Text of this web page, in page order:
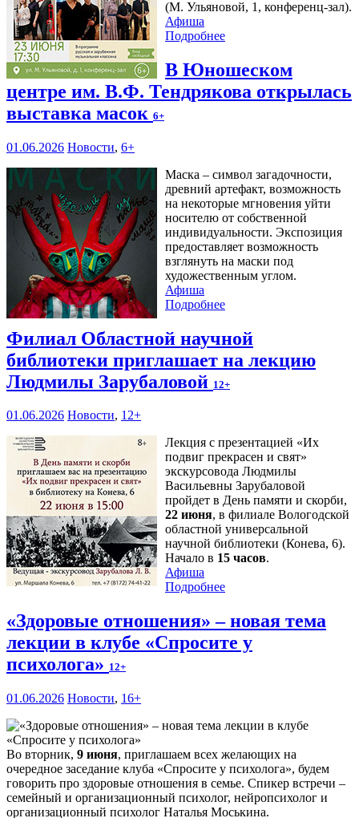
(М. Ульяновой, 1, конференц-зал).
Афиша
Подробнее
В Юношеском
центре им. В.Ф. Тендрякова открылась
выставка масок 6+
01.06.2026 Новости, 6+
Маска – символ загадочности,
древний артефакт, возможность
на некоторые мгновения уйти
носителю от собственной
индивидуальности. Экспозиция
предоставляет возможность
взглянуть на маски под
художественным углом.
Афиша
Подробнее
Филиал Областной научной
библиотеки приглашает на лекцию
Людмилы Зарубаловой 12+
01.06.2026 Новости, 12+
Лекция с презентацией «Их
подвиг прекрасен и свят»
экскурсовода Людмилы
Васильевны Зарубаловой
пройдет в День памяти и скорби,
22 июня, в филиале Вологодской
областной универсальной
научной библиотеки (Конева, 6).
Начало в 15 часов.
Афиша
Подробнее
«Здоровые отношения» – новая тема
лекции в клубе «Спросите у
психолога» 12+
01.06.2026 Новости, 16+
Во вторник, 9 июня, приглашаем всех желающих на
очередное заседание клуба «Спросите у психолога», будем
говорить про здоровые отношения в семье. Спикер встречи –
семейный и организационный психолог, нейропсихолог и
организационный психолог Наталья Моськина.